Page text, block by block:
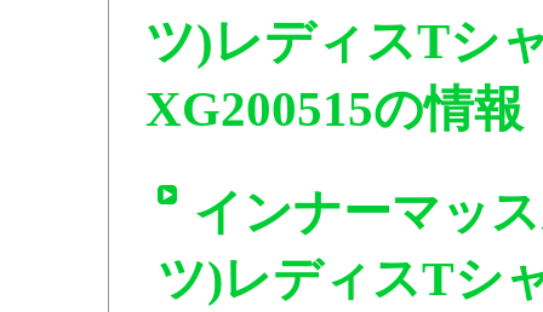
ツ)レディスTシ
XG200515の情報
インナーマッ
ツ)レディスTシ